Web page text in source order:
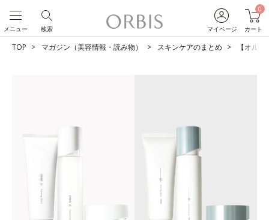
マイページ
0
カート
検索
メニュー
TOP マガジン（美容情報・読み物） スキンケアのまとめ 【オル